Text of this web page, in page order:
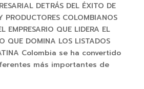
DETRÁS DEL ÉXITO DE
PRODUCTORES COLOMBIANOS
EMPRESARIO QUE LIDERA EL
QUE DOMINA LOS LISTADOS
Colombia se ha convertido
más importantes de